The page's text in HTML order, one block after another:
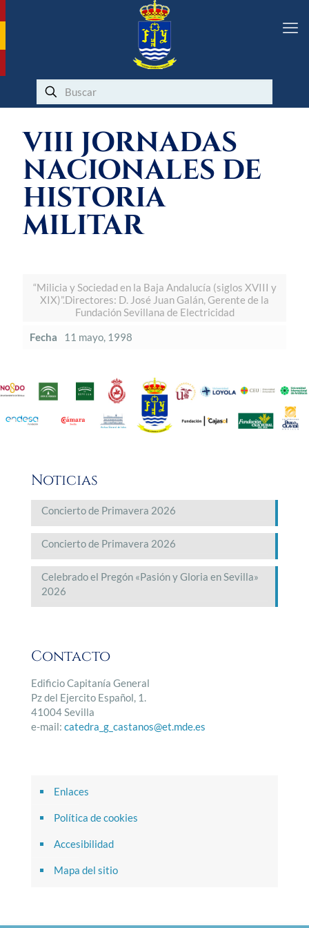
VIII JORNADAS
NACIONALES DE
HISTORIA
MILITAR
“Milicia y Sociedad en la Baja Andalucía (siglos XVIII y
XIX)”.Directores: D. José Juan Galán, Gerente de la
Fundación Sevillana de Electricidad
Fecha
11 mayo, 1998
Noticias
Concierto de Primavera 2026
Concierto de Primavera 2026
Celebrado el Pregón «Pasión y Gloria en Sevilla»
2026
Contacto
Edificio Capitanía General
Pz del Ejercito Español, 1.
41004 Sevilla
e-mail: catedra_g_castanos@et.mde.es
Enlaces
Política de cookies
Accesibilidad
Mapa del sitio